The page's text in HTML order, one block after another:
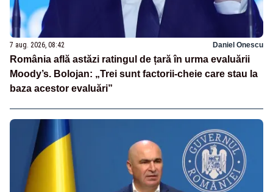
7 aug. 2026, 08:42 Daniel Onescu
România află astăzi ratingul de țară în urma evaluării
Moody’s. Bolojan: „Trei sunt factorii-cheie care stau la
baza acestor evaluări”